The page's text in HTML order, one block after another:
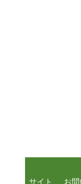
サイト お問